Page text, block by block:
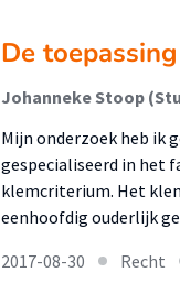
De
Johanneke Stoop
Mijn onderzoek heb ik
gespecialiseerd in het
klemcriterium. Het
eenhoofdig ouderlijk
2017-08-30
Recht